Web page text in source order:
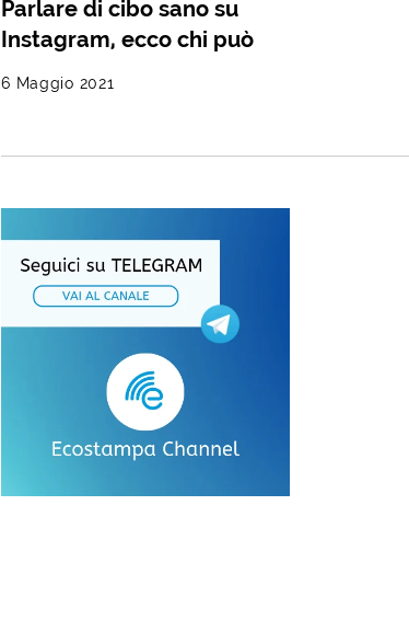
Parlare di cibo sano su
Instagram, ecco chi può
6 Maggio 2021